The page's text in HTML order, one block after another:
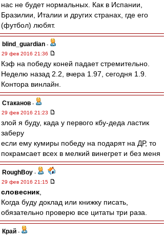
нас не будет нормальных. Как в Испании,
Бразилии, Италии и других странах, где его
(футбол) любят.
blind_guardian -
29 фев 2016 21:36
Кэф на победу коней падает стремительно.
Неделю назад 2.2, вчера 1.97, сегодня 1.9.
Контора винлайн.
Cтаканов -
29 фев 2016 21:23
злой я буду, када у первого кбу-деда ластик
заберу
если ему кумиры победу на подарят на ДР, то
покрамсает всех в мелкий винегрет и без меня
RoughBoy -
29 фев 2016 21:15
словесник
Когда буду доклад или книжку писать,
обязательно проверю все цитаты три раза.
Край -